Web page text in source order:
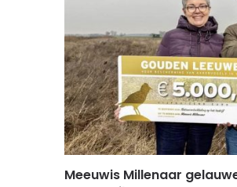
Meeuwis Millenaar